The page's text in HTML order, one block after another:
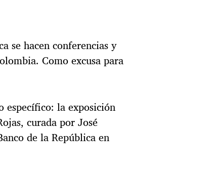
se hacen conferencias y
Como excusa para
específico: la exposición
curada por José
de la República en